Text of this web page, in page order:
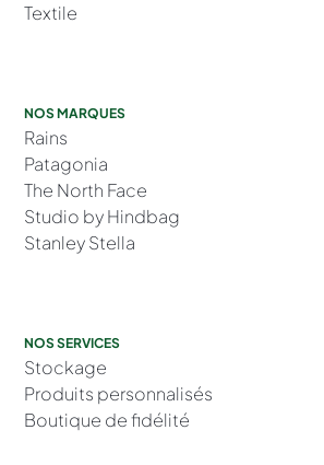
Textile
NOS MARQUES
Rains
Patagonia
The North Face
Studio by Hindbag
Stanley Stella
NOS SERVICES
Stockage
Produits personnalisés
Boutique de fidélité